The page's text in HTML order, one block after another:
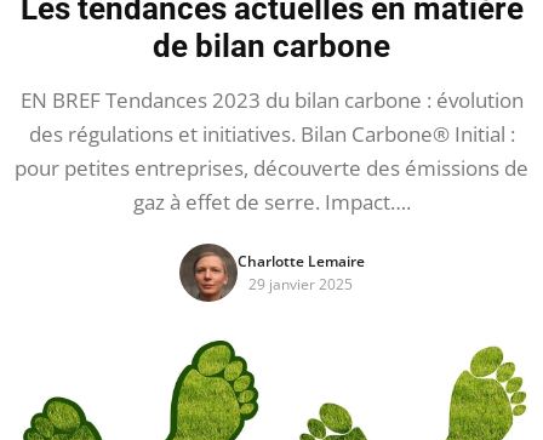
Les tendances actuelles en matière
de bilan carbone
EN BREF Tendances 2023 du bilan carbone : évolution
des régulations et initiatives. Bilan Carbone® Initial :
pour petites entreprises, découverte des émissions de
gaz à effet de serre. Impact….
Charlotte Lemaire
29 janvier 2025